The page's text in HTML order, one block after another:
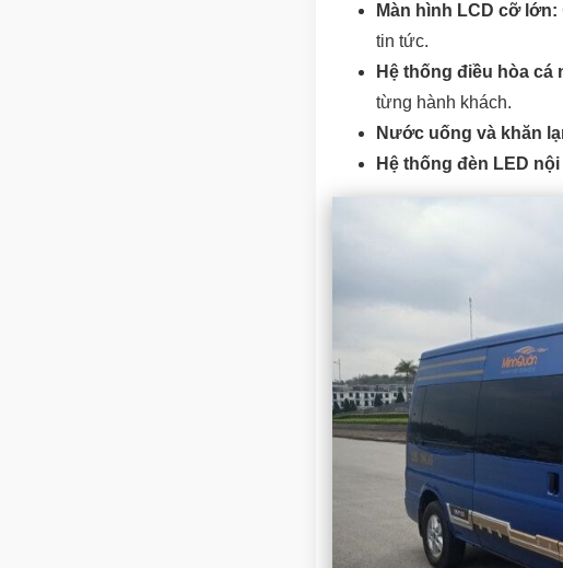
Màn hình LCD cỡ lớn:
tin tức.
Hệ thống điều hòa cá
từng hành khách.
Nước uống và khăn
Hệ thống đèn LED